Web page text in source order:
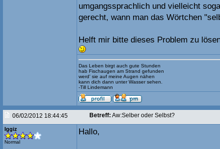
umgangssprachlich und vielleicht
gerecht, wann man das Wörtchen
Helft mir bitte dieses Problem zu
Das Leben birgt auch gute Stunden
hab Fischaugen am Strand gefunden
werd' sie auf meine Augen nähen
kann dich dann unter Wasser sehen.
-Till Lindemann
06/02/2012 18:44:45 Betreff: Aw:Selber oder Selbst?
Iggiz
Normal
Hallo,